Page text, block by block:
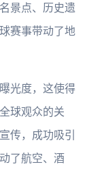
景点、历史遗
赛事带动了地
光度，这使得
球观众的关
传，成功吸引
了航空、酒